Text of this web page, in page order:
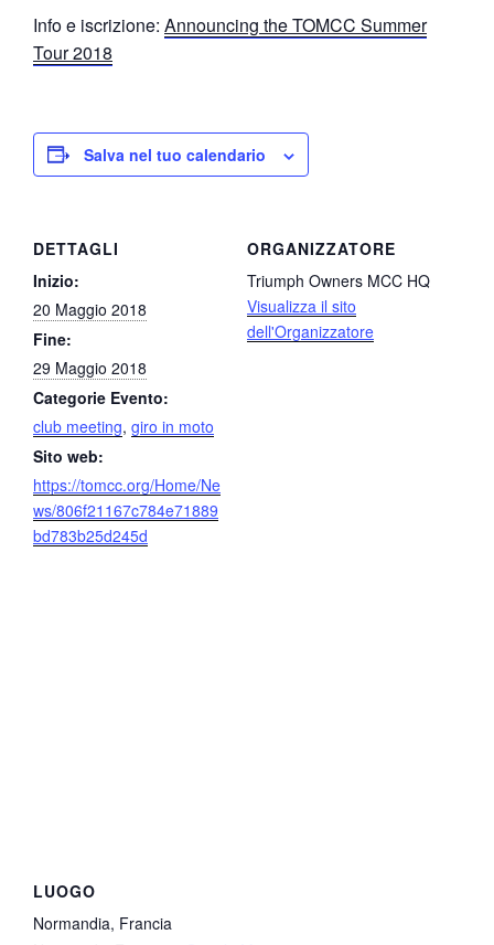
Info e iscrizione: Announcing the TOMCC Summer
Tour 2018
Salva nel tuo calendario
DETTAGLI
Inizio:
20 Maggio 2018
Fine:
29 Maggio 2018
Categorie Evento:
club meeting, giro in moto
Sito web:
https://tomcc.org/Home/Ne
ws/806f21167c784e71889
bd783b25d245d
ORGANIZZATORE
Triumph Owners MCC HQ
Visualizza il sito
dell'Organizzatore
LUOGO
Normandia, Francia